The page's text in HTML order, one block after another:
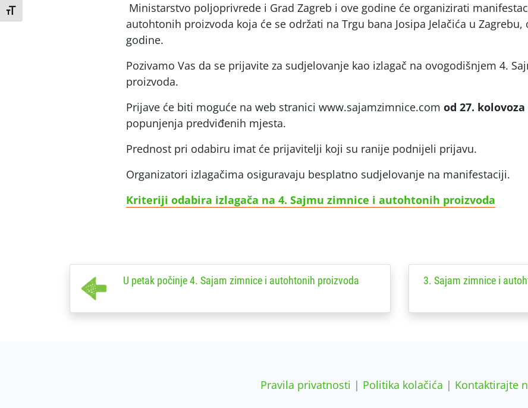
Uključi / isključi veličinu fonta Ministarstvo poljoprivrede i Grad Zagreb i ove godine će organizirati
autohtonih proizvoda koja će se održati na Trgu bana Josipa Jelačića u
godine.
Pozivamo Vas da se prijavite za sudjelovanje kao izlagač na ovogodišnjem 4.
proizvoda.
Prijave će biti moguće na web stranici www.sajamzimnice.com od 27.
popunjenja predviđenih mjesta.
Prednost pri odabiru imat će prijavitelji koji su ranije podnijeli prijavu.
Organizatori izlagačima osiguravaju besplatno sudjelovanje na manifestaciji.
Kriteriji odabira izlagača na 4. Sajmu zimnice i autohtonih proizvoda
U petak počinje 4. Sajam zimnice i autohtonih proizvoda 3. Sajam zimnice i
Pravila privatnosti | Politika kolačića | Kontaktirajte